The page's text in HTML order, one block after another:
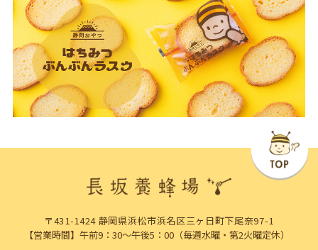
〒431-1424 静岡県浜松市浜名区三ヶ日町下尾奈97-1
【営業時間】午前9：30～午後5：00（毎週水曜・第2火曜定休）